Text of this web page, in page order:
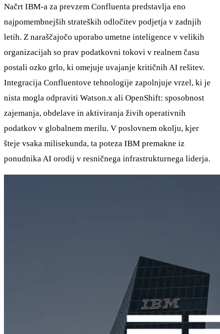
Načrt IBM-a za prevzem Confluenta predstavlja eno
najpomembnejših strateških odločitev podjetja v zadnjih
letih. Z naraščajočo uporabo umetne inteligence v velikih
organizacijah so prav podatkovni tokovi v realnem času
postali ozko grlo, ki omejuje uvajanje kritičnih AI rešitev.
Integracija Confluentove tehnologije zapolnjuje vrzel, ki je
nista mogla odpraviti Watson.x ali OpenShift: sposobnost
zajemanja, obdelave in aktiviranja živih operativnih
podatkov v globalnem merilu. V poslovnem okolju, kjer
šteje vsaka milisekunda, ta poteza IBM premakne iz
ponudnika AI orodij v resničnega infrastrukturnega liderja.